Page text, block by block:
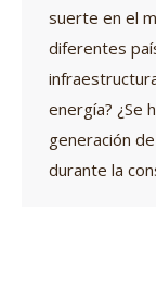
suerte en el
diferentes
energía? ¿Se
generación
durante la